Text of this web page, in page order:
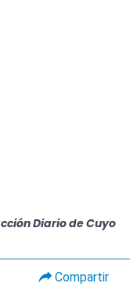
Diario de Cuyo
Compartir